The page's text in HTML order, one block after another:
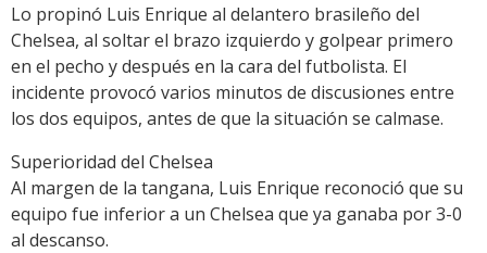
Lo propinó Luis Enrique al delantero brasileño del
Chelsea, al soltar el brazo izquierdo y golpear primero
en el pecho y después en la cara del futbolista. El
incidente provocó varios minutos de discusiones entre
los dos equipos, antes de que la situación se calmase.
Superioridad del Chelsea
Al margen de la tangana, Luis Enrique reconoció que su
equipo fue inferior a un Chelsea que ya ganaba por 3-0
al descanso.